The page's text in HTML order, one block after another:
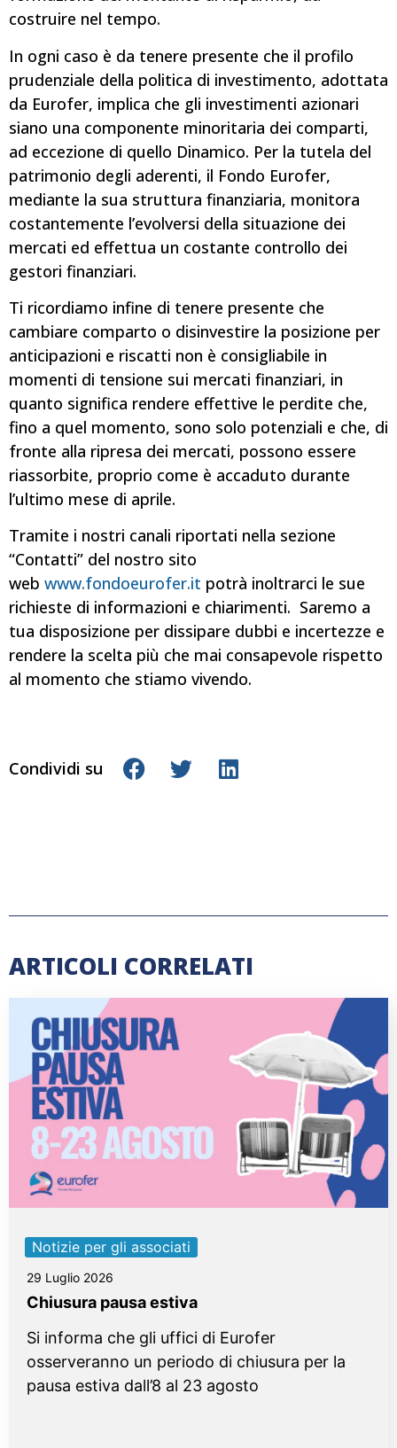
costruire nel tempo.
In ogni caso è da tenere presente che il profilo
prudenziale della politica di investimento, adottata
da Eurofer, implica che gli investimenti azionari
siano una componente minoritaria dei comparti,
ad eccezione di quello Dinamico. Per la tutela del
patrimonio degli aderenti, il Fondo Eurofer,
mediante la sua struttura finanziaria, monitora
costantemente l’evolversi della situazione dei
mercati ed effettua un costante controllo dei
gestori finanziari.
Ti ricordiamo infine di tenere presente che
cambiare comparto o disinvestire la posizione per
anticipazioni e riscatti non è consigliabile in
momenti di tensione sui mercati finanziari, in
quanto significa rendere effettive le perdite che,
fino a quel momento, sono solo potenziali e che, di
fronte alla ripresa dei mercati, possono essere
riassorbite, proprio come è accaduto durante
l’ultimo mese di aprile.
Tramite i nostri canali riportati nella sezione
“Contatti” del nostro sito
web www.fondoeurofer.it potrà inoltrarci le sue
richieste di informazioni e chiarimenti. Saremo a
tua disposizione per dissipare dubbi e incertezze e
rendere la scelta più che mai consapevole rispetto
al momento che stiamo vivendo.
Condividi su
ARTICOLI CORRELATI
Notizie per gli associati
29 Luglio 2026
Chiusura pausa estiva
Si informa che gli uffici di Eurofer
osserveranno un periodo di chiusura per la
pausa estiva dall’8 al 23 agosto